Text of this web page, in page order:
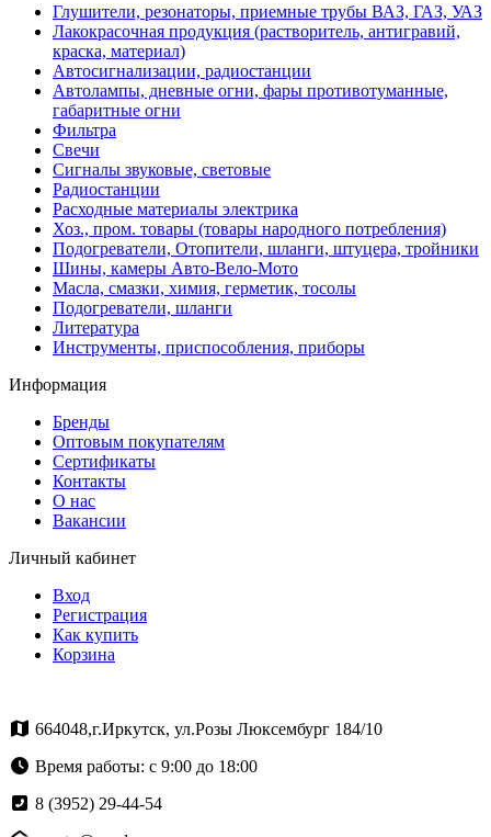
Глушители, резонаторы, приемные трубы ВАЗ, ГАЗ, УАЗ
Лакокрасочная продукция (растворитель, антигравий,
краска, материал)
Автосигнализации, радиостанции
Автолампы, дневные огни, фары противотуманные,
габаритные огни
Фильтра
Свечи
Сигналы звуковые, световые
Радиостанции
Расходные материалы электрика
Хоз., пром. товары (товары народного потребления)
Подогреватели, Отопители, шланги, штуцера, тройники
Шины, камеры Авто-Вело-Мото
Масла, смазки, химия, герметик, тосолы
Подогреватели, шланги
Литература
Инструменты, приспособления, приборы
Информация
Бренды
Оптовым покупателям
Сертификаты
Контакты
О нас
Вакансии
Личный кабинет
Вход
Регистрация
Как купить
Корзина
664048,г.Иркутск, ул.Розы Люксембург 184/10
Время работы: с 9:00 до 18:00
8 (3952) 29-44-54